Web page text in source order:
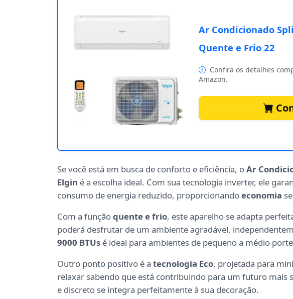
Ar Condicionado
Quente e Frio 22
Confira os detalhes
Amazon.
Se você está em busca de conforto e eficiência, oAr
Elgin é a escolha ideal. Com sua tecnologia inverter, ele
consumo de energia reduzido, proporcionandoeconomia
Com a funçãoquente e frio, este aparelho se adapta
poderá desfrutar de um ambiente agradável,
9000 BTUs é ideal para ambientes de pequeno a médio
Outro ponto positivo é a tecnologia Eco, projetada para
relaxar sabendo que está contribuindo para um futuro mais
e discreto se integra perfeitamente à sua decoração.